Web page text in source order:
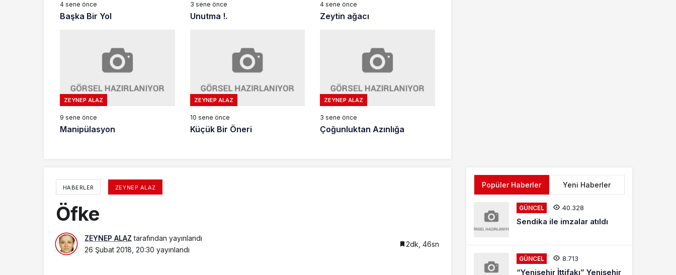
4 sene önce
Başka Bir Yol
3 sene önce
Unutma !.
4 sene önce
Zeytin ağacı
ZEYNEP ALAZ
9 sene önce
Manipülasyon
ZEYNEP ALAZ
10 sene önce
Küçük Bir Öneri
ZEYNEP ALAZ
3 sene önce
Çoğunluktan Azınlığa
HABERLER ZEYNEP ALAZ
Öfke
ZEYNEP ALAZ tarafından yayınlandı
26 Şubat 2018, 20:30 yayınlandı
2dk, 46sn
Popüler Haberler Yeni Haberler
GÜNCEL 40.328
Sendika ile imzalar atıldı
GÜNCEL 8.713
“Yenişehir İttifakı” Yenişehir